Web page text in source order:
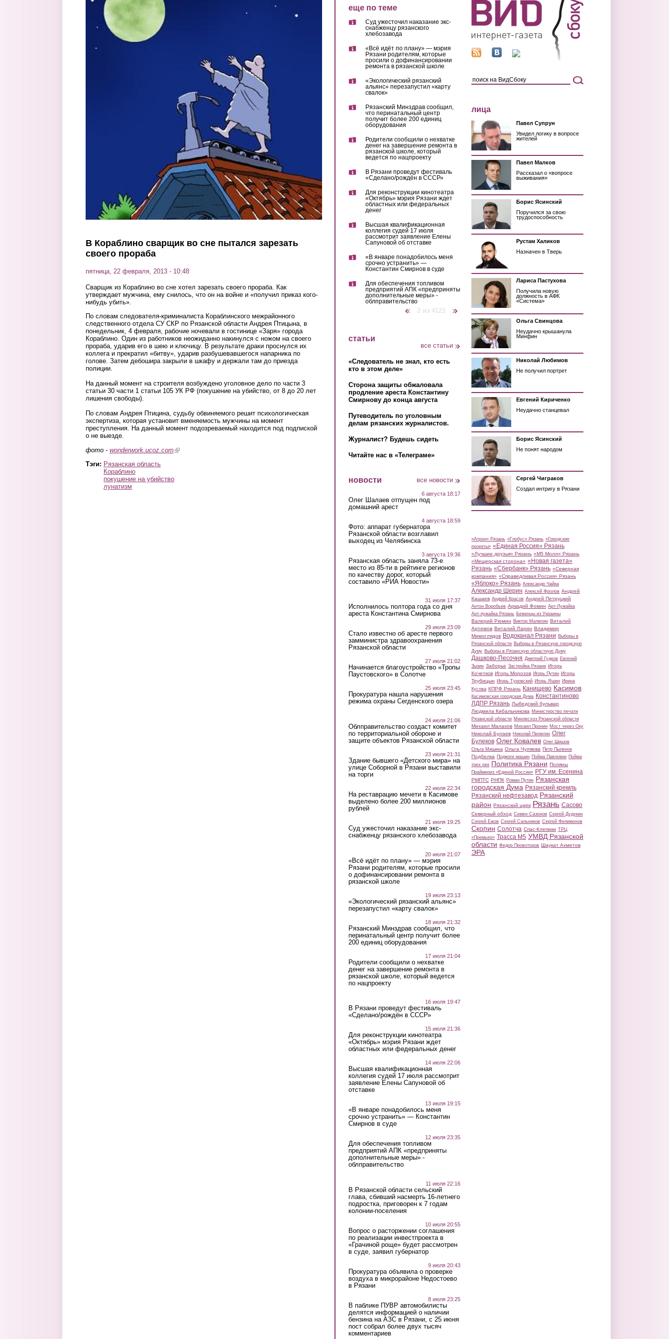
Перейти к основному содержанию
В Кораблино сварщик во сне пытался зарезать
своего прораба
пятница, 22 февраля, 2013 - 10:48
Сварщик из Кораблино во сне хотел зарезать своего прораба. Как
утверждает мужчина, ему снилось, что он на войне и «получил приказ кого-
нибудь убить».
По словам следователя-криминалиста Кораблинского межрайонного
следственного отдела СУ СКР по Рязанской области Андрея Птицына, в
понедельник, 4 февраля, рабочие ночевали в гостинице «Заря» города
Кораблино. Один из работников неожиданно накинулся с ножом на своего
прораба, ударив его в шею и ключицу. В результате драки проснулся их
коллега и прекратил «битву», ударив разбушевавшегося напарника по
голове. Затем дебошира закрыли в шкафу и держали там до приезда
полиции.
На данный момент на строителя возбуждено уголовное дело по части 3
статьи 30 части 1 статьи 105 УК РФ (покушение на убийство, от 8 до 20 лет
лишения свободы).
По словам Андрея Птицина, судьбу обвиняемого решит психологическая
экспертиза, которая установит вменяемость мужчины на момент
преступления. На данный момент подозреваемый находится под подпиской
о не выезде.
фото - wonderwork.ucoz.com(link is external)
Тэги: Рязанская область
Кораблино
покушение на убийство
лунатизм
еще по теме
Суд ужесточил наказание экс-
снабженцу рязанского
хлебозавода
«Всё идёт по плану» — мэрия
Рязани родителям, которые
просили о дофинансировании
ремонта в рязанской школе
«Экологический рязанский
альянс» перезапустил «карту
свалок»
Рязанский Минздрав сообщил,
что перинатальный центр
получит более 200 единиц
оборудования
Родители сообщили о нехватке
денег на завершение ремонта в
рязанской школе, который
ведется по нацпроекту
В Рязани проведут фестиваль
«Сделано/рождён в СССР»
Для реконструкции кинотеатра
«Октябрь» мэрия Рязани ждет
областных или федеральных
денег
Высшая квалификационная
коллегия судей 17 июля
рассмотрит заявление Елены
Сапуновой об отставке
«В январе понадобилось меня
срочно устранить» —
Константин Смирнов в суде
Для обеспечения топливом
предприятий АПК «предприняты
дополнительные меры» -
облправительство
2 из 4121
статьи
все статьи
«Следователь не знал, кто есть
кто в этом деле»
Сторона защиты обжаловала
продление ареста Константину
Смирнову до конца августа
Путеводитель по уголовным
делам рязанских журналистов.
Журналист? Будешь сидеть
Читайте нас в «Телеграме»
новости все новости
6 августа 18:17
Олег Шалаев отпущен под
домашний арест
4 августа 18:59
Фото: аппарат губернатора
Рязанской области возглавил
выходец из Челябинска
3 августа 19:36
Рязанская область заняла 73-е
место из 85-ти в рейтинге регионов
по качеству дорог, который
составило «РИА Новости»
31 июля 17:37
Исполнилось полтора года со дня
ареста Константина Смирнова
29 июля 23:09
Стало известно об аресте первого
замминистра здравоохранения
Рязанской области
27 июля 21:02
Начинается благоустройство «Тропы
Паустовского» в Солотче
25 июля 23:45
Прокуратура нашла нарушения
режима охраны Сегденского озера
24 июля 21:06
Облправительство создаст комитет
по территориальной обороне и
защите объектов Рязанской области
23 июля 21:31
Здание бывшего «Детского мира» на
улице Соборной в Рязани выставили
на торги
22 июля 22:34
На реставрацию мечети в Касимове
выделено более 200 миллионов
рублей
21 июля 19:25
Суд ужесточил наказание экс-
снабженцу рязанского хлебозавода
20 июля 21:07
«Всё идёт по плану» — мэрия
Рязани родителям, которые просили
о дофинансировании ремонта в
рязанской школе
19 июля 23:13
«Экологический рязанский альянс»
перезапустил «карту свалок»
18 июля 21:32
Рязанский Минздрав сообщил, что
перинатальный центр получит более
200 единиц оборудования
17 июля 21:04
Родители сообщили о нехватке
денег на завершение ремонта в
рязанской школе, который ведется
по нацпроекту
16 июля 19:47
В Рязани проведут фестиваль
«Сделано/рождён в СССР»
15 июля 21:36
Для реконструкции кинотеатра
«Октябрь» мэрия Рязани ждет
областных или федеральных денег
14 июля 22:06
Высшая квалификационная
коллегия судей 17 июля рассмотрит
заявление Елены Сапуновой об
отставке
13 июля 19:15
«В январе понадобилось меня
срочно устранить» — Константин
Смирнов в суде
12 июля 23:35
Для обеспечения топливом
предприятий АПК «предприняты
дополнительные меры» -
облправительство
11 июля 22:16
В Рязанской области сельский
глава, сбивший насмерть 16-летнего
подростка, приговорен к 7 годам
колонии-поселения
10 июля 20:55
Вопрос о расторжении соглашения
по реализации инвестпроекта в
«Грачиной роще» будет рассмотрен
в суде, заявил губернатор
9 июля 20:43
Прокуратура объявила о проверке
воздуха в микрорайоне Недостоево
в Рязани
8 июля 23:25
В паблике ПУВР автомобилисты
делятся информацией о наличии
бензина на АЗС в Рязани, с 25 июня
пост собрал более двух тысяч
комментариев
лица
Павел Супрун
Увидел логику в вопросе
жителей
Павел Малков
Рассказал о «вопросе
выживания»
Борис Ясинский
Поручился за свою
трудоспособность
Рустам Халиков
Назначен в Тверь
Лариса Пастухова
Получила новую
должность в АФК
«Система»
Ольга Свинцова
Неудачно крышанула
Минфин
Николай Любимов
Не получил портрет
Евгений Кириченко
Неудачно станцевал
Борис Ясинский
Не понят народом
Сергей Чиграков
Создал интригу в Рязани
«Атрон» Рязань «Глобус» Рязань «Городские
проекты» «Единая Россия» Рязань
«Лучшие друзья» Рязань «М5 Молл» Рязань
«Мещерская сторона» «Новая газета»
Рязань «Сбербанк» Рязань «Северная
компания» «Справедливая Россия» Рязань
«Яблоко» Рязань Александр Чайка
Александр Шерин Алексей Фролов Андрей
Кашаев Андрей Красов Андрей Петруцкий
Антон Воробьев Аркадий Фомин Арт-Лужайка
Арт-лужайка Рязань Беженцы из Украины
Валерий Рюмин Виктор Малюгин Виталий
Артемов Виталий Ларин Владимир
Мимоглядов Водоканал Рязани Выборы в
Рязанской области Выборы в Рязанскую городскую
Думу Выборы в Рязанскую областную Думу
Дашково-Песочня Дмитрий Гудков Евгений
Зызин Заборье Застройка Рязани Игорь
Кочетков Игорь Морозов Игорь Путин Игорь
Трубицын Игорь Туровский Игорь Яшин Ирина
Кусова КПРФ Рязань Канищево Касимов
Касимовская городская Дума Константиново
ЛДПР Рязань Лыбедский бульвар
Людмила Кибальникова Министерство печати
Рязанской области Минлесхоз Рязанской области
Михаил Малахов Михаил Пронин Мост через Оку
Николай Булаев Николай Пилюгин Олег
Булеков Олег Ковалев Олег Шишов
Ольга Мишина Ольга Чуляева Петр Пыленок
Подбелка Поджоги машин Пойма Павловки Пойма
трех рек Политика Рязани Поляны
Праймериз «Единой России» РГУ им. Есенина
РМПТС РНПК Роман Путин Рязанская
городская Дума Рязанский кремль
Рязанский нефтезавод Рязанский
район Рязанский цирк Рязань Сасово
Северный обход Семен Сазонов Сергей Дудукин
Сергей Ежов Сергей Сальников Сергей Филимонов
Скопин Солотча Спас-Клепики ТРЦ
«Премьер» Трасса М5 УМВД Рязанской
области Федор Провоторов Шаукат Ахметов
ЭРА